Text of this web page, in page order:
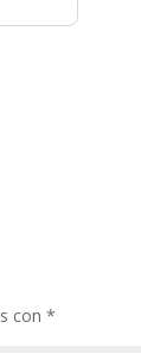
con*